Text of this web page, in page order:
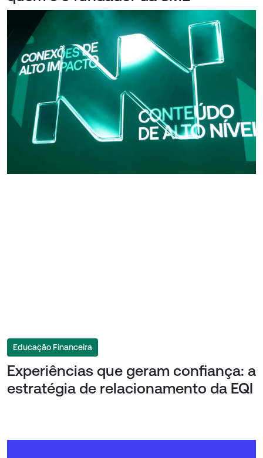
Educação Financeira
Experiências que geram confiança: a
estratégia de relacionamento da EQI